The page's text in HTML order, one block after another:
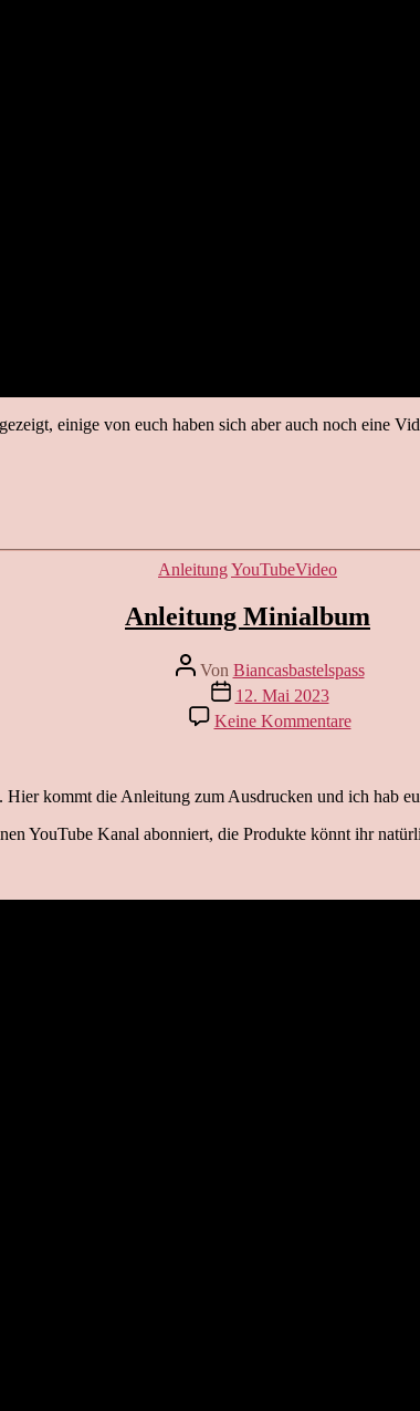
einige von euch haben sich aber auch noch eine
Kategorien
AnleitungYouTubeVideo
Anleitung Minialbum
Beitragsautor
Von Biancasbastelspass
Beitragsdatum
12. Mai 2023
Keine Kommentarezu
Anleitung
kommt die Anleitung zum Ausdrucken und ich hab
YouTube Kanal abonniert, die Produkte könnt ihr